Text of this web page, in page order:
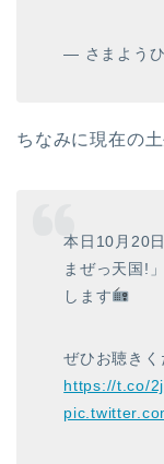
— さまよう
ちなみに現在の
本日10月20
まぜっ天国!
します
ぜひお聴きく
https://t.co/